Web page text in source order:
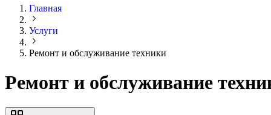
Главная
Услуги
Ремонт и обслуживание техники
Ремонт и обслуживание